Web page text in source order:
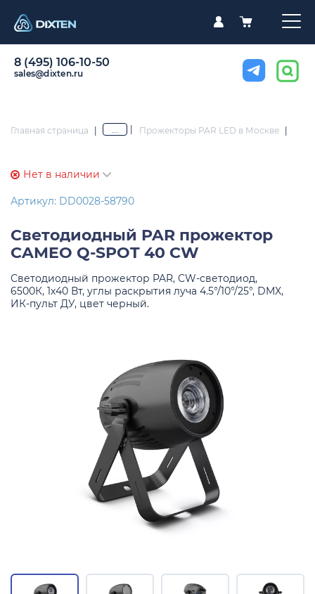
8 (495) 106-10-50
sales@dixten.ru
Главная страница | ... Прожекторы PAR LED в Москве |
Нет в наличии
Артикул: DD0028-58790
Светодиодный PAR прожектор
CAMEO Q-SPOT 40 CW
Светодиодный прожектор PAR, CW-светодиод,
6500К, 1х40 Вт, углы раскрытия луча 4.5°/10°/25°, DMX,
ИК-пульт ДУ, цвет черный.